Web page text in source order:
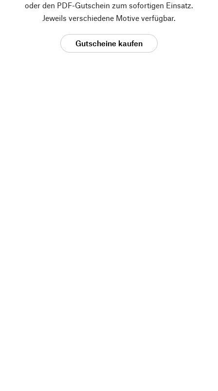
oder den PDF-Gutschein zum sofortigen Einsatz.
Jeweils verschiedene Motive verfügbar.
Gutscheine kaufen